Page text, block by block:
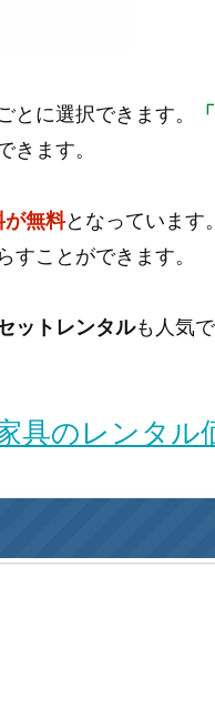
とに選択できます。
きます。
が無料となっています
すことができます。
ットレンタルも人気
具のレンタル